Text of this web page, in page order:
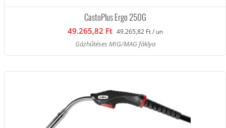
CastoPlus Ergo 250G
49.265,82 Ft 49.265,82 Ft / un
Gázhűtéses MIG/MAG fáklya